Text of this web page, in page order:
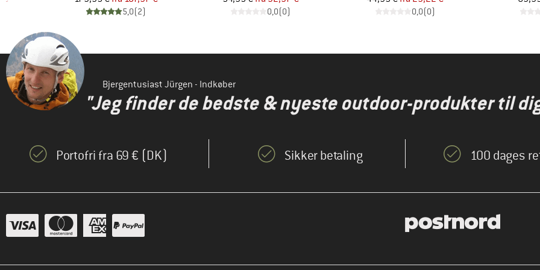
5,0(2) 0,0(0) 0,0(0)
Bjergentusiast Jürgen - Indkøber
"Jeg finder de bedste & nyeste outdoor-produkter til
Portofri fra 69 € (DK) Sikker betaling 100 dages